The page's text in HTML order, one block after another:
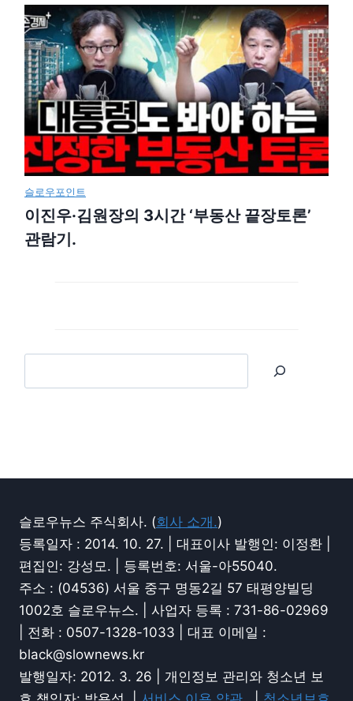
슬로우포인트
이진우·김원장의 3시간 ‘부동산 끝장토론’
관람기.
슬로우뉴스 주식회사. (회사 소개.)
등록일자 : 2014. 10. 27. | 대표이사 발행인: 이정환 |
편집인: 강성모. | 등록번호: 서울-아55040.
주소 : (04536) 서울 중구 명동2길 57 태평양빌딩
1002호 슬로우뉴스. | 사업자 등록 : 731-86-02969
| 전화 : 0507-1328-1033 | 대표 이메일 :
black@slownews.kr
발행일자: 2012. 3. 26 | 개인정보 관리와 청소년 보